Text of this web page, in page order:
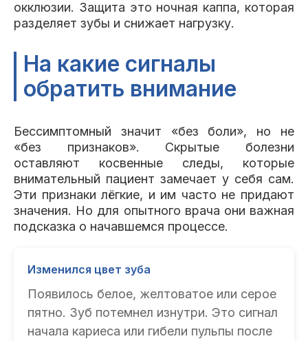
окклюзии. Защита это ночная каппа, которая
разделяет зубы и снижает нагрузку.
На какие сигналы
обратить внимание
Бессимптомный значит «без боли», но не
«без признаков». Скрытые болезни
оставляют косвенные следы, которые
внимательный пациент замечает у себя сам.
Эти признаки лёгкие, и им часто не придают
значения. Но для опытного врача они важная
подсказка о начавшемся процессе.
Изменился цвет зуба
Появилось белое, желтоватое или серое
пятно. Зуб потемнел изнутри. Это сигнал
начала кариеса или гибели пульпы после